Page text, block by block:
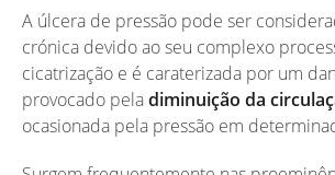
A úlcera de pressão pode ser
crónica devido ao seu complexo
cicatrização e é caraterizada por um
provocado peladiminuição da
ocasionada pela pressão em